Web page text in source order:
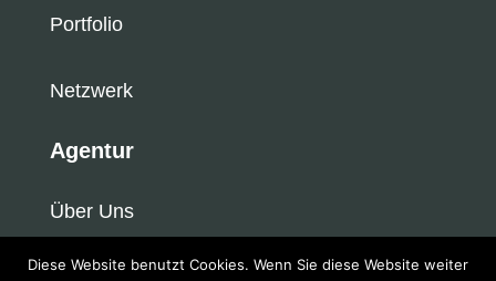
Portfolio
Netzwerk
Agentur
Über Uns
Diese Website benutzt Cookies. Wenn Sie diese Website weiter